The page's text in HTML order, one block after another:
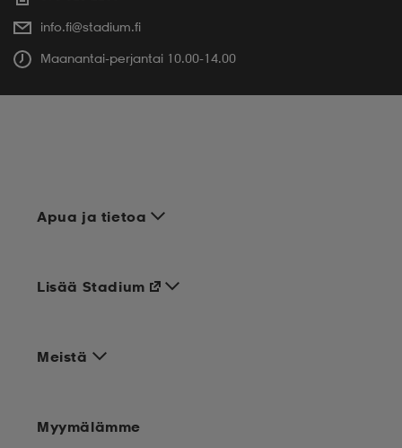
info.fi@stadium.fi
Maanantai-perjantai 10.00-14.00
Apua ja tietoa
Meistä
Lisää Stadium
Myymälämme